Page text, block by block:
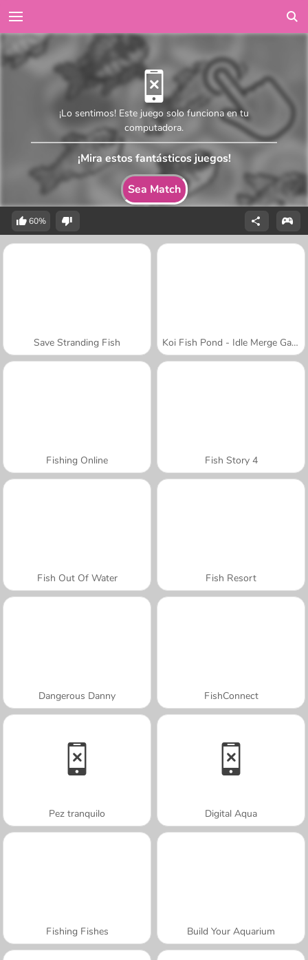
Sea Match
¡Lo sentimos! Este juego solo funciona en tu
computadora.
¡Mira estos fantásticos juegos!
60%
Save Stranding Fish Koi Fish Pond - Idle Merge Game
Fishing Online Fish Story 4
Fish Out Of Water Fish Resort
Dangerous Danny FishConnect
Pez tranquilo Digital Aqua
Fishing Fishes Build Your Aquarium